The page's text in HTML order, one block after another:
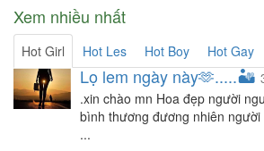
Xem nhiều nhất
Hot Girl Hot Les Hot Boy Hot Gay
Lọ lem ngày này🫶.....🏜️
.xin chào mn Hoa đẹp người
bình thương đương nhiên
...